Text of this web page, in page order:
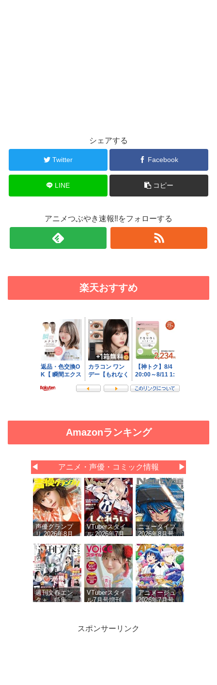
シェアする
Twitter Facebook
LINE コピー
アニメつぶやき速報‼をフォローする
楽天おすすめ
Amazonランキング
◀ アニメ・声優・コミック情報 ▶
声優グランプ
リ 2026年8月
VTuberスタイ
ル 2026年7月
ニュータイプ
2026年8月号
週刊文春エン
タ＋ 特集
VTuberスタイ
ル7月号増刊
アニメージュ
2026年7月号
スポンサーリンク